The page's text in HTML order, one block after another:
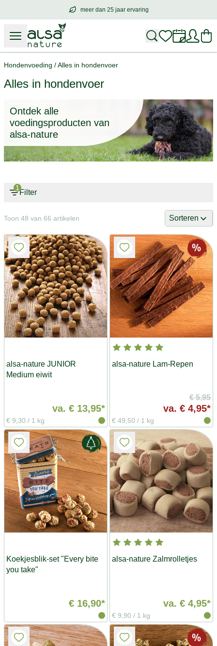
meer dan 25 jaar ervaring
meer dan25 jaar ervaring
Hondenvoeding /Alles in hondenvoer
Alles in hondenvoer
Ontdek alle
voedingsproducten van
alsa-nature
1
Filter
Toon 48 van 66 artikelen Sorteren
alsa-nature JUNIOR
Medium eiwit
va. € 13,95*
€ 9,30 / 1 kg
alsa-nature Lam-Repen
€ 5,95
va. € 4,95*
€ 49,50 / 1 kg
Koekjesblik-set "Every bite
you take"
€ 16,90*
alsa-nature Zalmrolletjes
va. € 4,95*
€ 9,90 / 1 kg